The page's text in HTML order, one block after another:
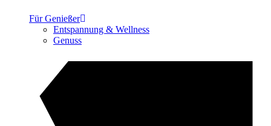
Für Genießer
Entspannung & Wellness
Genuss